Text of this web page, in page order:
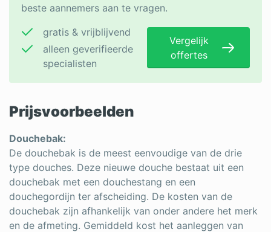
beste aannemers aan te vragen.
gratis & vrijblijvend
alleen geverifieerde
specialisten
Vergelijk
offertes
Prijsvoorbeelden
Douchebak:
De douchebak is de meest eenvoudige van de drie
type douches. Deze nieuwe douche bestaat uit een
douchebak met een douchestang en een
douchegordijn ter afscheiding. De kosten van de
douchebak zijn afhankelijk van onder andere het merk
en de afmeting. Gemiddeld kost het aanleggen van